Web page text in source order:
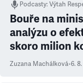
Podcasty:Výtah
Bouře na
analýzu o
skoro milion
Zuzana Machálková•6.